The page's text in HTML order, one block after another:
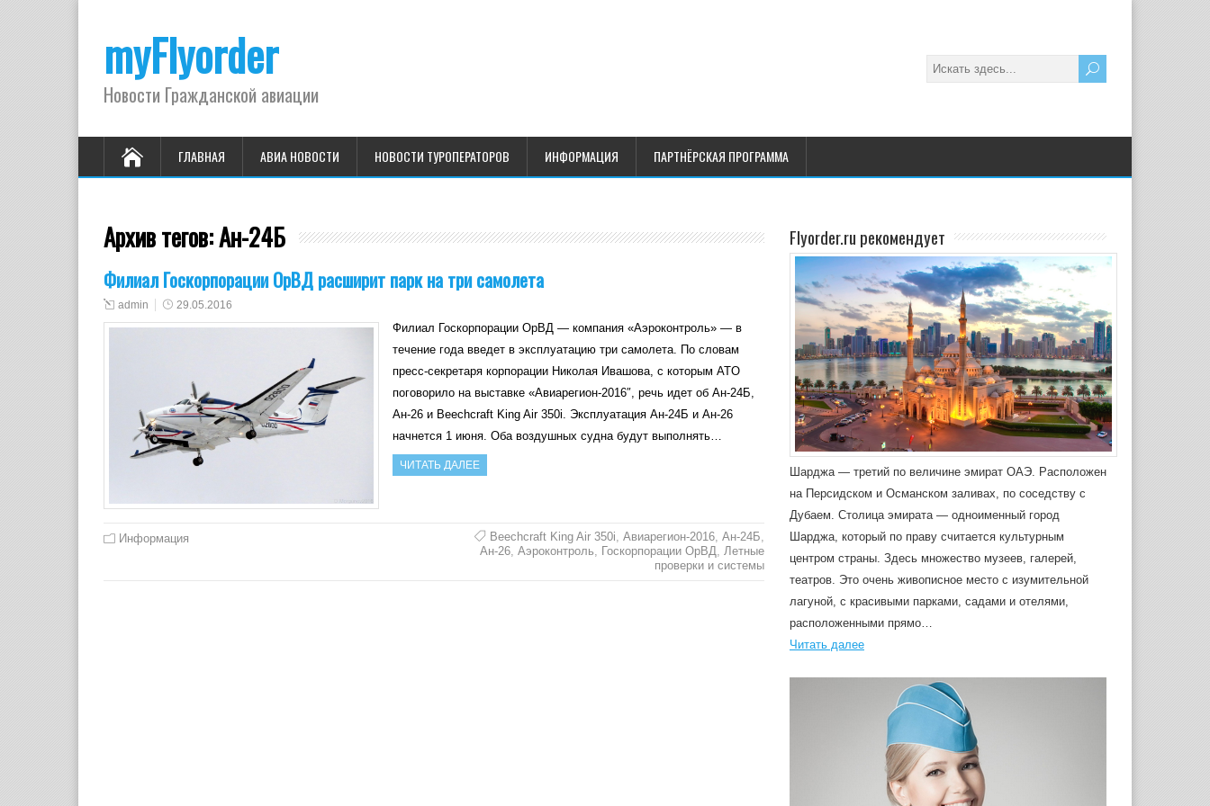
myFlyorder
Новости Гражданской авиации
ГЛАВНАЯ АВИА НОВОСТИ НОВОСТИ ТУРОПЕРАТОРОВ ИНФОРМАЦИЯ ПАРТНЁРСКАЯ ПРОГРАММА
Архив тегов:Ан-24Б
Филиал Госкорпорации ОрВД расширит парк на три самолета
admin 29.05.2016
Филиал Госкорпорации ОрВД — компания «Аэроконтроль» — в
течение года введет в эксплуатацию три самолета. По словам
пресс-секретаря корпорации Николая Ивашова, с которым ATO
поговорило на выставке «Авиарегион-2016″, речь идет об Ан-24Б,
Ан-26 и Beechcraft King Air 350i. Эксплуатация Ан-24Б и Ан-26
начнется 1 июня. Оба воздушных судна будут выполнять…
ЧИТАТЬ ДАЛЕЕ
Информация Beechcraft King Air 350i Авиарегион-2016, Ан-24Б
Ан-26, Аэроконтроль Госкорпорации ОрВД
Летные
проверки и системы
Flyorder.ru рекомендует
Шарджа — третий по величине эмират ОАЭ. Расположен
на Персидском и Османском заливах, по соседству с
Дубаем. Столица эмирата — одноименный город
Шарджа, который по праву считается культурным
центром страны. Здесь множество музеев, галерей,
театров. Это очень живописное место с изумительной
лагуной, с красивыми парками, садами и отелями,
расположенными прямо…
Читать далее